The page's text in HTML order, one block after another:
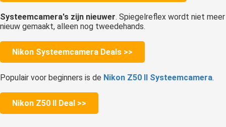
Systeemcamera's zijn nieuwer. Spiegelreflex wordt niet meer
nieuw gemaakt, alleen nog tweedehands.
Nikon Systeemcamera Deals >>
Populair voor beginners is de Nikon Z50 II Systeemcamera.
Nikon Z50 II Deal >>